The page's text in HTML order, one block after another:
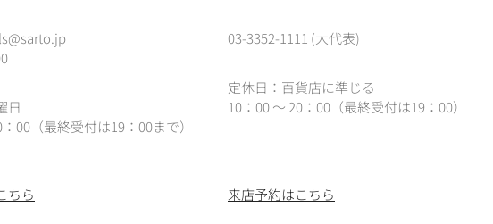
日
00（最終受付は19：00まで）
03-3352-1111 (大代表)
定休日：百貨店に準じる
10：00 ～ 20：00（最終受付は19：00）
ちら 来店予約はこちら